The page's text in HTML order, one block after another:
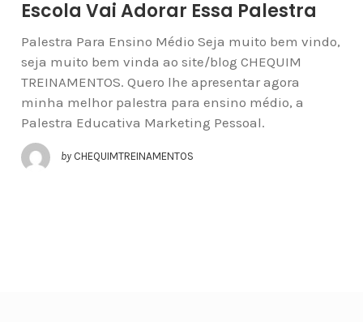
Escola Vai Adorar Essa Palestra
Palestra Para Ensino Médio Seja muito bem vindo,
seja muito bem vinda ao site/blog CHEQUIM
TREINAMENTOS. Quero lhe apresentar agora
minha melhor palestra para ensino médio, a
Palestra Educativa Marketing Pessoal.
by CHEQUIMTREINAMENTOS